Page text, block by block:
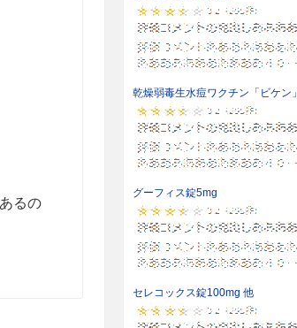
るの
乾燥弱毒生水痘ワクチン「ビケン」
グーフィス錠5mg
セレコックス錠100mg 他